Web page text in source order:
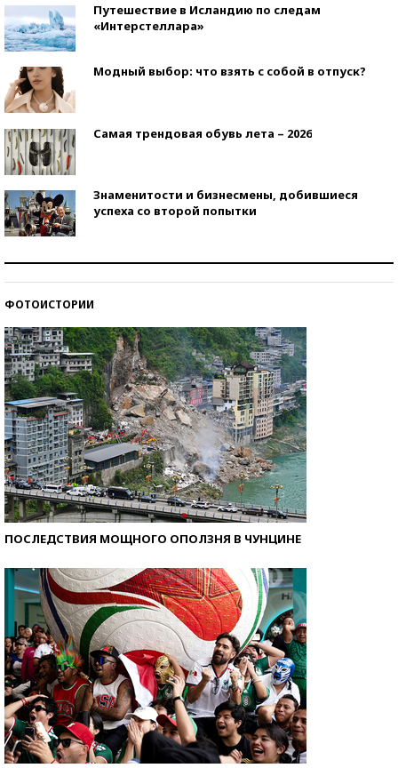
Путешествие в Исландию по следам
«Интерстеллара»
Модный выбор: что взять с собой в отпуск?
Самая трендовая обувь лета – 2026
Знаменитости и бизнесмены, добившиеся
успеха со второй попытки
ФОТОИСТОРИИ
ПОСЛЕДСТВИЯ МОЩНОГО ОПОЛЗНЯ В ЧУНЦИНЕ